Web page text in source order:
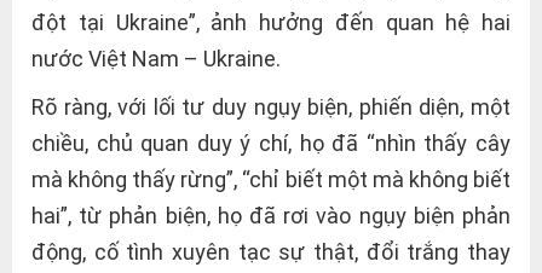
đột tại Ukraine”, ảnh hưởng đến quan hệ hai
nước Việt Nam – Ukraine.
Rõ ràng, với lối tư duy ngụy biện, phiến diện, một
chiều, chủ quan duy ý chí, họ đã “nhìn thấy cây
mà không thấy rừng”, “chỉ biết một mà không biết
hai”, từ phản biện, họ đã rơi vào ngụy biện phản
động, cố tình xuyên tạc sự thật, đổi trắng thay